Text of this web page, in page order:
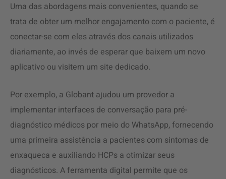
Uma das abordagens mais convenientes, quando se
trata de obter um melhor engajamento com o paciente, é
conectar-se com eles através dos canais utilizados
diariamente, ao invés de esperar que baixem um novo
aplicativo ou visitem um site dedicado.
Por exemplo, a Globant ajudou um provedor a
implementar interfaces de conversação para pré-
diagnóstico médicos por meio do WhatsApp, fornecendo
uma primeira assistência a pacientes com sintomas de
enxaqueca e auxiliando HCPs a otimizar seus
diagnósticos. A ferramenta digital permite que os